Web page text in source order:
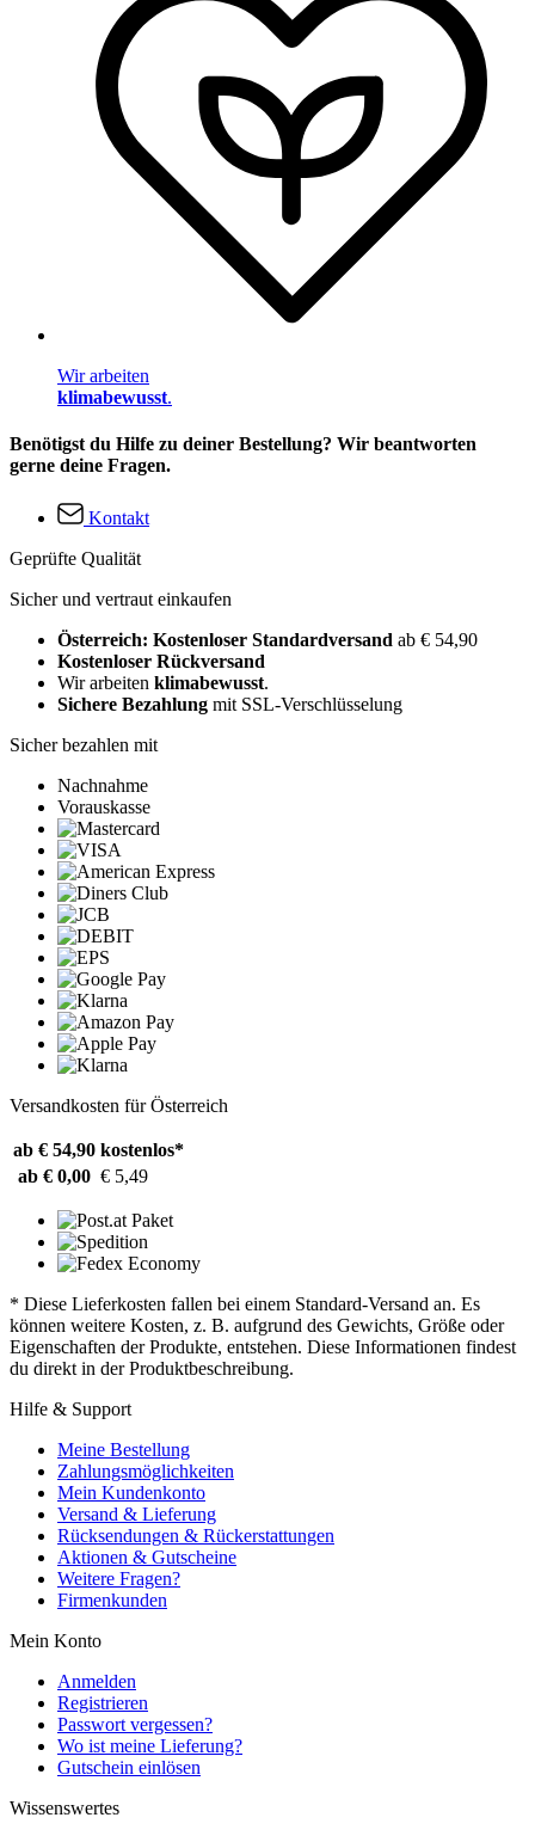
Wir arbeiten
klimabewusst.
Benötigst du Hilfe zu deiner Bestellung? Wir beantworten
gerne deine Fragen.
Kontakt
Geprüfte Qualität
Sicher und vertraut einkaufen
Österreich: Kostenloser Standardversand ab € 54,90
Kostenloser Rückversand
Wir arbeiten klimabewusst.
Sichere Bezahlung mit SSL-Verschlüsselung
Sicher bezahlen mit
Nachnahme
Vorauskasse
Versandkosten für Österreich
ab € 54,90 kostenlos*
ab € 0,00 € 5,49
* Diese Lieferkosten fallen bei einem Standard-Versand an. Es
können weitere Kosten, z. B. aufgrund des Gewichts, Größe oder
Eigenschaften der Produkte, entstehen. Diese Informationen findest
du direkt in der Produktbeschreibung.
Hilfe & Support
Meine Bestellung
Zahlungsmöglichkeiten
Mein Kundenkonto
Versand & Lieferung
Rücksendungen & Rückerstattungen
Aktionen & Gutscheine
Weitere Fragen?
Firmenkunden
Mein Konto
Anmelden
Registrieren
Passwort vergessen?
Wo ist meine Lieferung?
Gutschein einlösen
Wissenswertes